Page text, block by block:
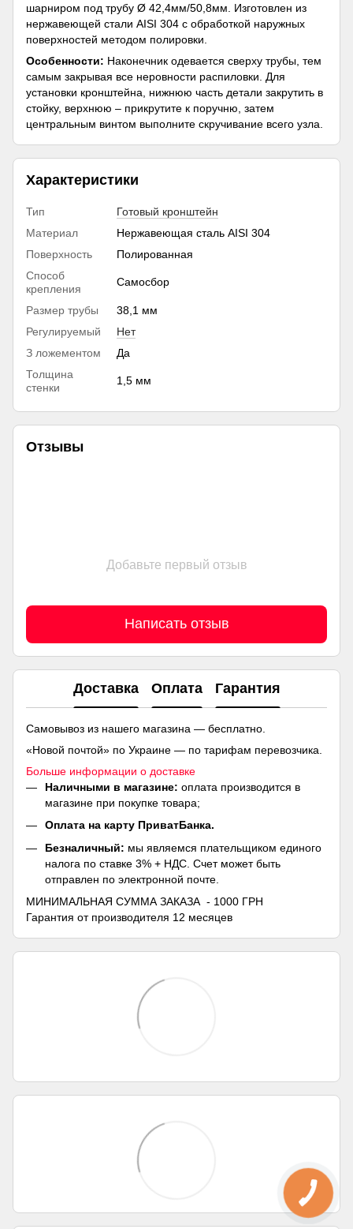
шарниром под трубу Ø 42,4мм/50,8мм. Изготовлен из
нержавеющей стали AISI 304 с обработкой наружных
поверхностей методом полировки.
Особенности: Наконечник одевается сверху трубы, тем
самым закрывая все неровности распиловки. Для
установки кронштейна, нижнюю часть детали закрутить в
стойку, верхнюю – прикрутите к поручню, затем
центральным винтом выполните скручивание всего узла.
Характеристики
Тип
Готовый кронштейн
Материал
Нержавеющая сталь AISI 304
Поверхность
Полированная
Способ
крепления
Самосбор
Размер трубы
38,1 мм
Регулируемый
Нет
З ложементом
Да
Толщина
стенки
1,5 мм
Отзывы
Добавьте первый отзыв
Написать отзыв
Доставка Оплата Гарантия
Самовывоз из нашего магазина — бесплатно.
«Новой почтой» по Украине — по тарифам перевозчика.
Больше информации о доставке
Наличными в магазине: оплата производится в
магазине при покупке товара;
Оплата на карту ПриватБанка.
Безналичный: мы являемся плательщиком единого
налога по ставке 3% + НДС. Счет может быть
отправлен по электронной почте.
МИНИМАЛЬНАЯ СУММА ЗАКАЗА - 1000 ГРН
Гарантия от производителя 12 месяцев